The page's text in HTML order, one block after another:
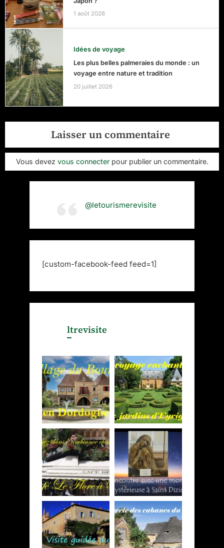
1 août 2026
Idées de voyage
Les plus belles palmeraies du monde : un
voyage entre nature et tradition
20 juillet 2026
Laisser un commentaire
Vous devez vous connecterpour publier un commentaire.
@letourismerevisite
[custom-facebook-feed feed=1]
ltrevisite